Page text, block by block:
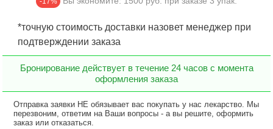
*точную стоимость доставки назовет менеджер при
подтверждении заказа
Бронирование действует в течение 24 часов с момента
оформления заказа
Отправка заявки НЕ обязывает вас покупать у нас лекарство. Мы
перезвоним, ответим на Ваши вопросы - а вы решите, оформить
заказ или отказаться.